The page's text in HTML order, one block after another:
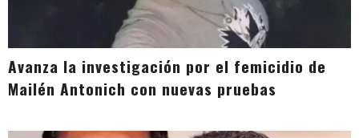
Avanza la investigación por el femicidio de
Mailén Antonich con nuevas pruebas